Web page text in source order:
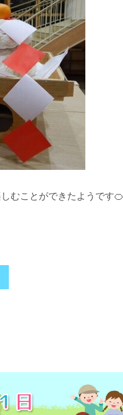
むことができたようです🍊